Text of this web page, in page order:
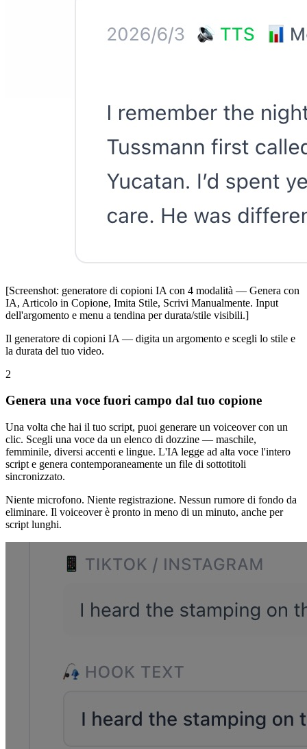
[Screenshot: generatore di copioni IA con 4 modalità — Genera con
IA, Articolo in Copione, Imita Stile, Scrivi Manualmente. Input
dell'argomento e menu a tendina per durata/stile visibili.]
Il generatore di copioni IA — digita un argomento e scegli lo stile e
la durata del tuo video.
2
Genera una voce fuori campo dal tuo copione
Una volta che hai il tuo script, puoi generare un voiceover con un
clic. Scegli una voce da un elenco di dozzine — maschile,
femminile, diversi accenti e lingue. L'IA legge ad alta voce l'intero
script e genera contemporaneamente un file di sottotitoli
sincronizzato.
Niente microfono. Niente registrazione. Nessun rumore di fondo da
eliminare. Il voiceover è pronto in meno di un minuto, anche per
script lunghi.